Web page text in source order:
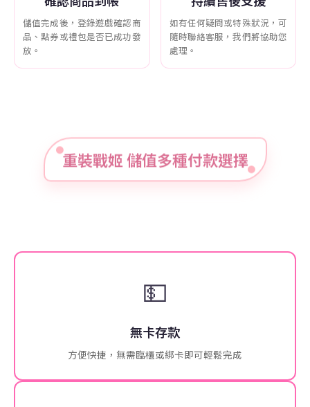
儲值完成後，登錄遊戲確認商
品、點券或禮包是否已成功發
放。
如有任何疑問或特殊狀況，可
隨時聯絡客服，我們將協助您
處理。
重裝戰姬 儲值多種付款選擇
💵
無卡存款
方便快捷，無需臨櫃或綁卡即可輕鬆完成